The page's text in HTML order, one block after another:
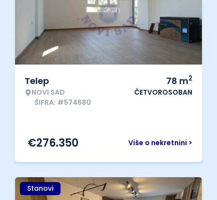
Telep
NOVI SAD
ŠIFRA: #574680
78 m2
ČETVOROSOBAN
Više o nekretnini >
€276.350
Stanovi